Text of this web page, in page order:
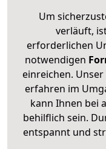
Um
verläuft,
erforderlichen
notwendigen
einreichen. Unser
erfahren im
kann Ihnen bei
behilflich sein.
entspannt und